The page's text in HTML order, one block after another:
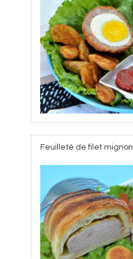
Feuilleté de filet mignon